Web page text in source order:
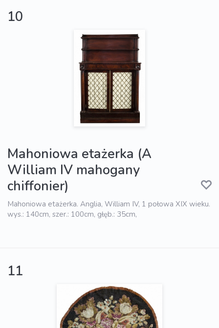
10
Mahoniowa etażerka (A
William IV mahogany
chiffonier)
Mahoniowa etażerka. Anglia, William IV, 1 połowa XIX wieku.
wys.: 140cm, szer.: 100cm, głęb.: 35cm,
11